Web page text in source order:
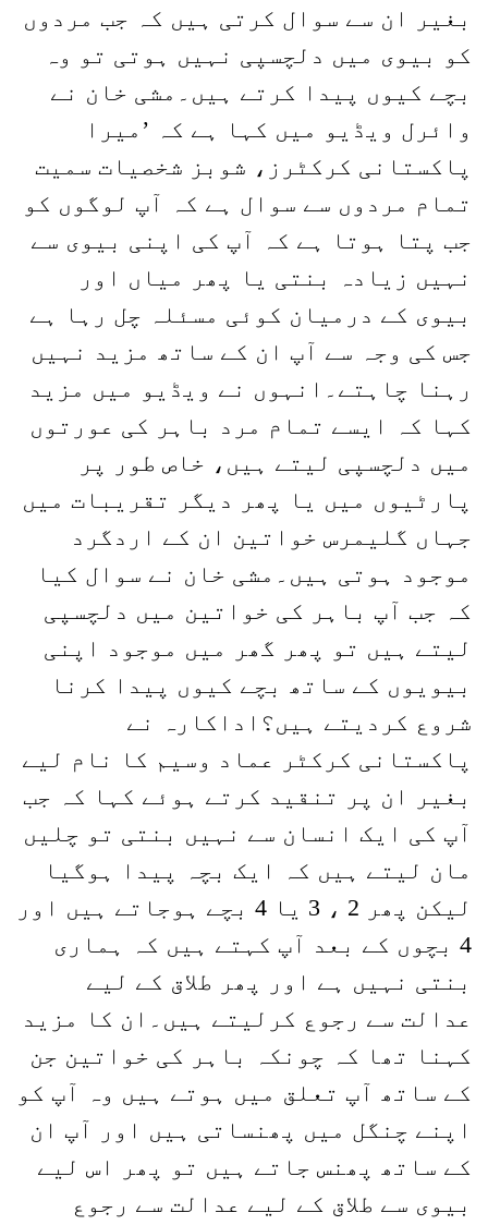
بغیر ان سے سوال کرتی ہیں کہ جب مردوں
کو بیوی میں دلچسپی نہیں ہوتی تو وہ
بچے کیوں پیدا کرتے ہیں۔مشی خان نے
وائرل ویڈیو میں کہا ہے کہ ’میرا
پاکستانی کرکٹرز، شوبز شخصیات سمیت
تمام مردوں سے سوال ہے کہ آپ لوگوں کو
جب پتا ہوتا ہے کہ آپ کی اپنی بیوی سے
نہیں زیادہ بنتی یا پھر میاں اور
بیوی کے درمیان کوئی مسئلہ چل رہا ہے
جس کی وجہ سے آپ ان کے ساتھ مزید نہیں
رہنا چاہتے۔انہوں نے ویڈیو میں مزید
کہا کہ ایسے تمام مرد باہر کی عورتوں
میں دلچسپی لیتے ہیں، خاص طور پر
پارٹیوں میں یا پھر دیگر تقریبات میں
جہاں گلیمرس خواتین ان کے اردگرد
موجود ہوتی ہیں۔مشی خان نے سوال کیا
کہ جب آپ باہر کی خواتین میں دلچسپی
لیتے ہیں تو پھر گھر میں موجود اپنی
بیویوں کے ساتھ بچے کیوں پیدا کرنا
شروع کردیتے ہیں؟اداکارہ نے
پاکستانی کرکٹر عماد وسیم کا نام لیے
بغیر ان پر تنقید کرتے ہوئے کہا کہ جب
آپ کی ایک انسان سے نہیں بنتی تو چلیں
مان لیتے ہیں کہ ایک بچہ پیدا ہوگیا
لیکن پھر 2 ، 3 یا 4 بچے ہوجاتے ہیں اور
4 بچوں کے بعد آپ کہتے ہیں کہ ہماری
بنتی نہیں ہے اور پھر طلاق کے لیے
عدالت سے رجوع کرلیتے ہیں۔ان کا مزید
کہنا تھا کہ چونکہ باہر کی خواتین جن
کے ساتھ آپ تعلق میں ہوتے ہیں وہ آپ کو
اپنے چنگل میں پھنساتی ہیں اور آپ ان
کے ساتھ پھنس جاتے ہیں تو پھر اس لیے
بیوی سے طلاق کے لیے عدالت سے رجوع